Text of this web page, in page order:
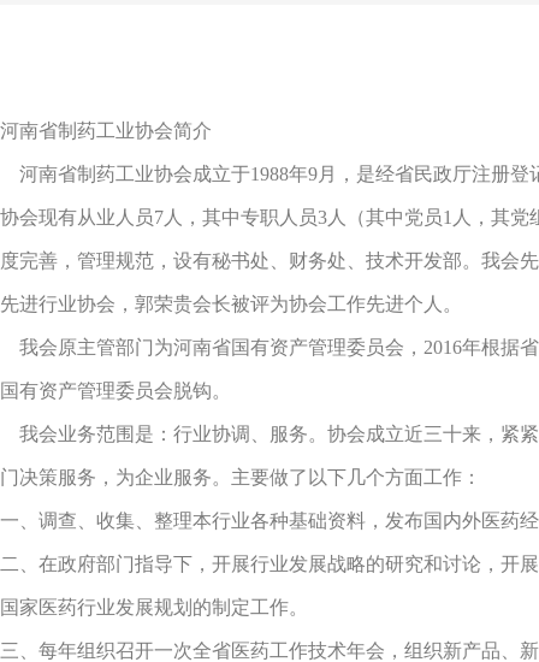
河南省制药工业协会简介
河南省制药工业协会成立于1988年9月，是经省民政厅注册
协会现有从业人员7人，其中专职人员3人（其中党员1人，其
度完善，管理规范，设有秘书处、财务处、技术开发部。我会
先进行业协会，郭荣贵会长被评为协会工作先进个人。
我会原主管部门为河南省国有资产管理委员会，2016年根据
国有资产管理委员会脱钩。
我会业务范围是：行业协调、服务。协会成立近三十来，紧
门决策服务，为企业服务。主要做了以下几个方面工作：
一、调查、收集、整理本行业各种基础资料，发布国内外医药
二、在政府部门指导下，开展行业发展战略的研究和讨论，开
国家医药行业发展规划的制定工作。
三、每年组织召开一次全省医药工作技术年会，组织新产品、